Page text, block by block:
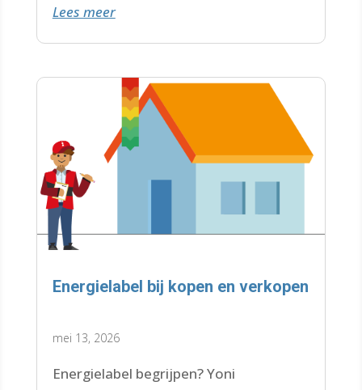
krijgen met een wachtlijst.
Lees meer
Energielabel bij kopen en verkopen
mei 13, 2026
Energielabel begrijpen? Yoni